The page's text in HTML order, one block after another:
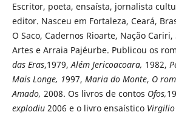
Escritor, poeta, ensaísta, jornalista
editor. Nasceu em Fortaleza, Ceará,
O Saco, Cadernos Rioarte, Nação
Artes e Arraia Pajéurbe. Publicou os
das Eras,1979,Além Jericoacoara, 1982,
Mais Longe, 1997, Maria do Monte, O
Amado, 2008. Os livros de contos Ofos,
explodiu 2006 e o livro ensaístico Virgilio